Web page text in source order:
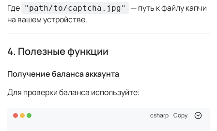
Где "path/to/captcha.jpg"
— путь к файлу капчи
на вашем устройстве.
4. Полезные функции
Получение баланса аккаунта
Для проверки баланса используйте:
csharp Copy